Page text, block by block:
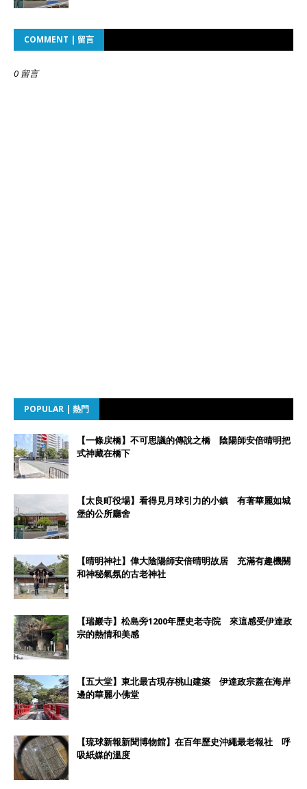
COMMENT | 留言
0 留言
POPULAR | 熱門
【一條戻橋】不可思議的傳說之橋 陰陽師安倍晴明把
式神藏在橋下
【太良町役場】看得見月球引力的小鎮 有著華麗如城
堡的公所廳舍
【晴明神社】偉大陰陽師安倍晴明故居 充滿有趣機關
和神秘氣氛的古老神社
【瑞巖寺】松島旁1200年歷史老寺院 來這感受伊達政
宗的熱情和美感
【五大堂】東北最古現存桃山建築 伊達政宗蓋在海岸
邊的華麗小佛堂
【琉球新報新聞博物館】在百年歷史沖繩最老報社 呼
吸紙媒的溫度